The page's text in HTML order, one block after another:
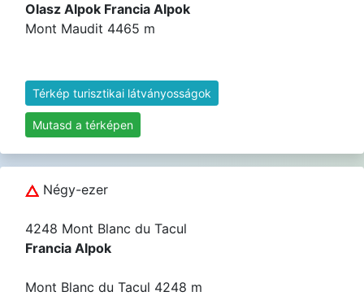
Olasz Alpok Francia Alpok
Mont Maudit 4465 m
Térkép turisztikai látványosságok
Mutasd a térképen
Négy-ezer
4248 Mont Blanc du Tacul
Francia Alpok
Mont Blanc du Tacul 4248 m